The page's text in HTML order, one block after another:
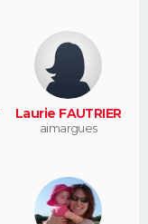
Laurie FAUTRIER
aimargues